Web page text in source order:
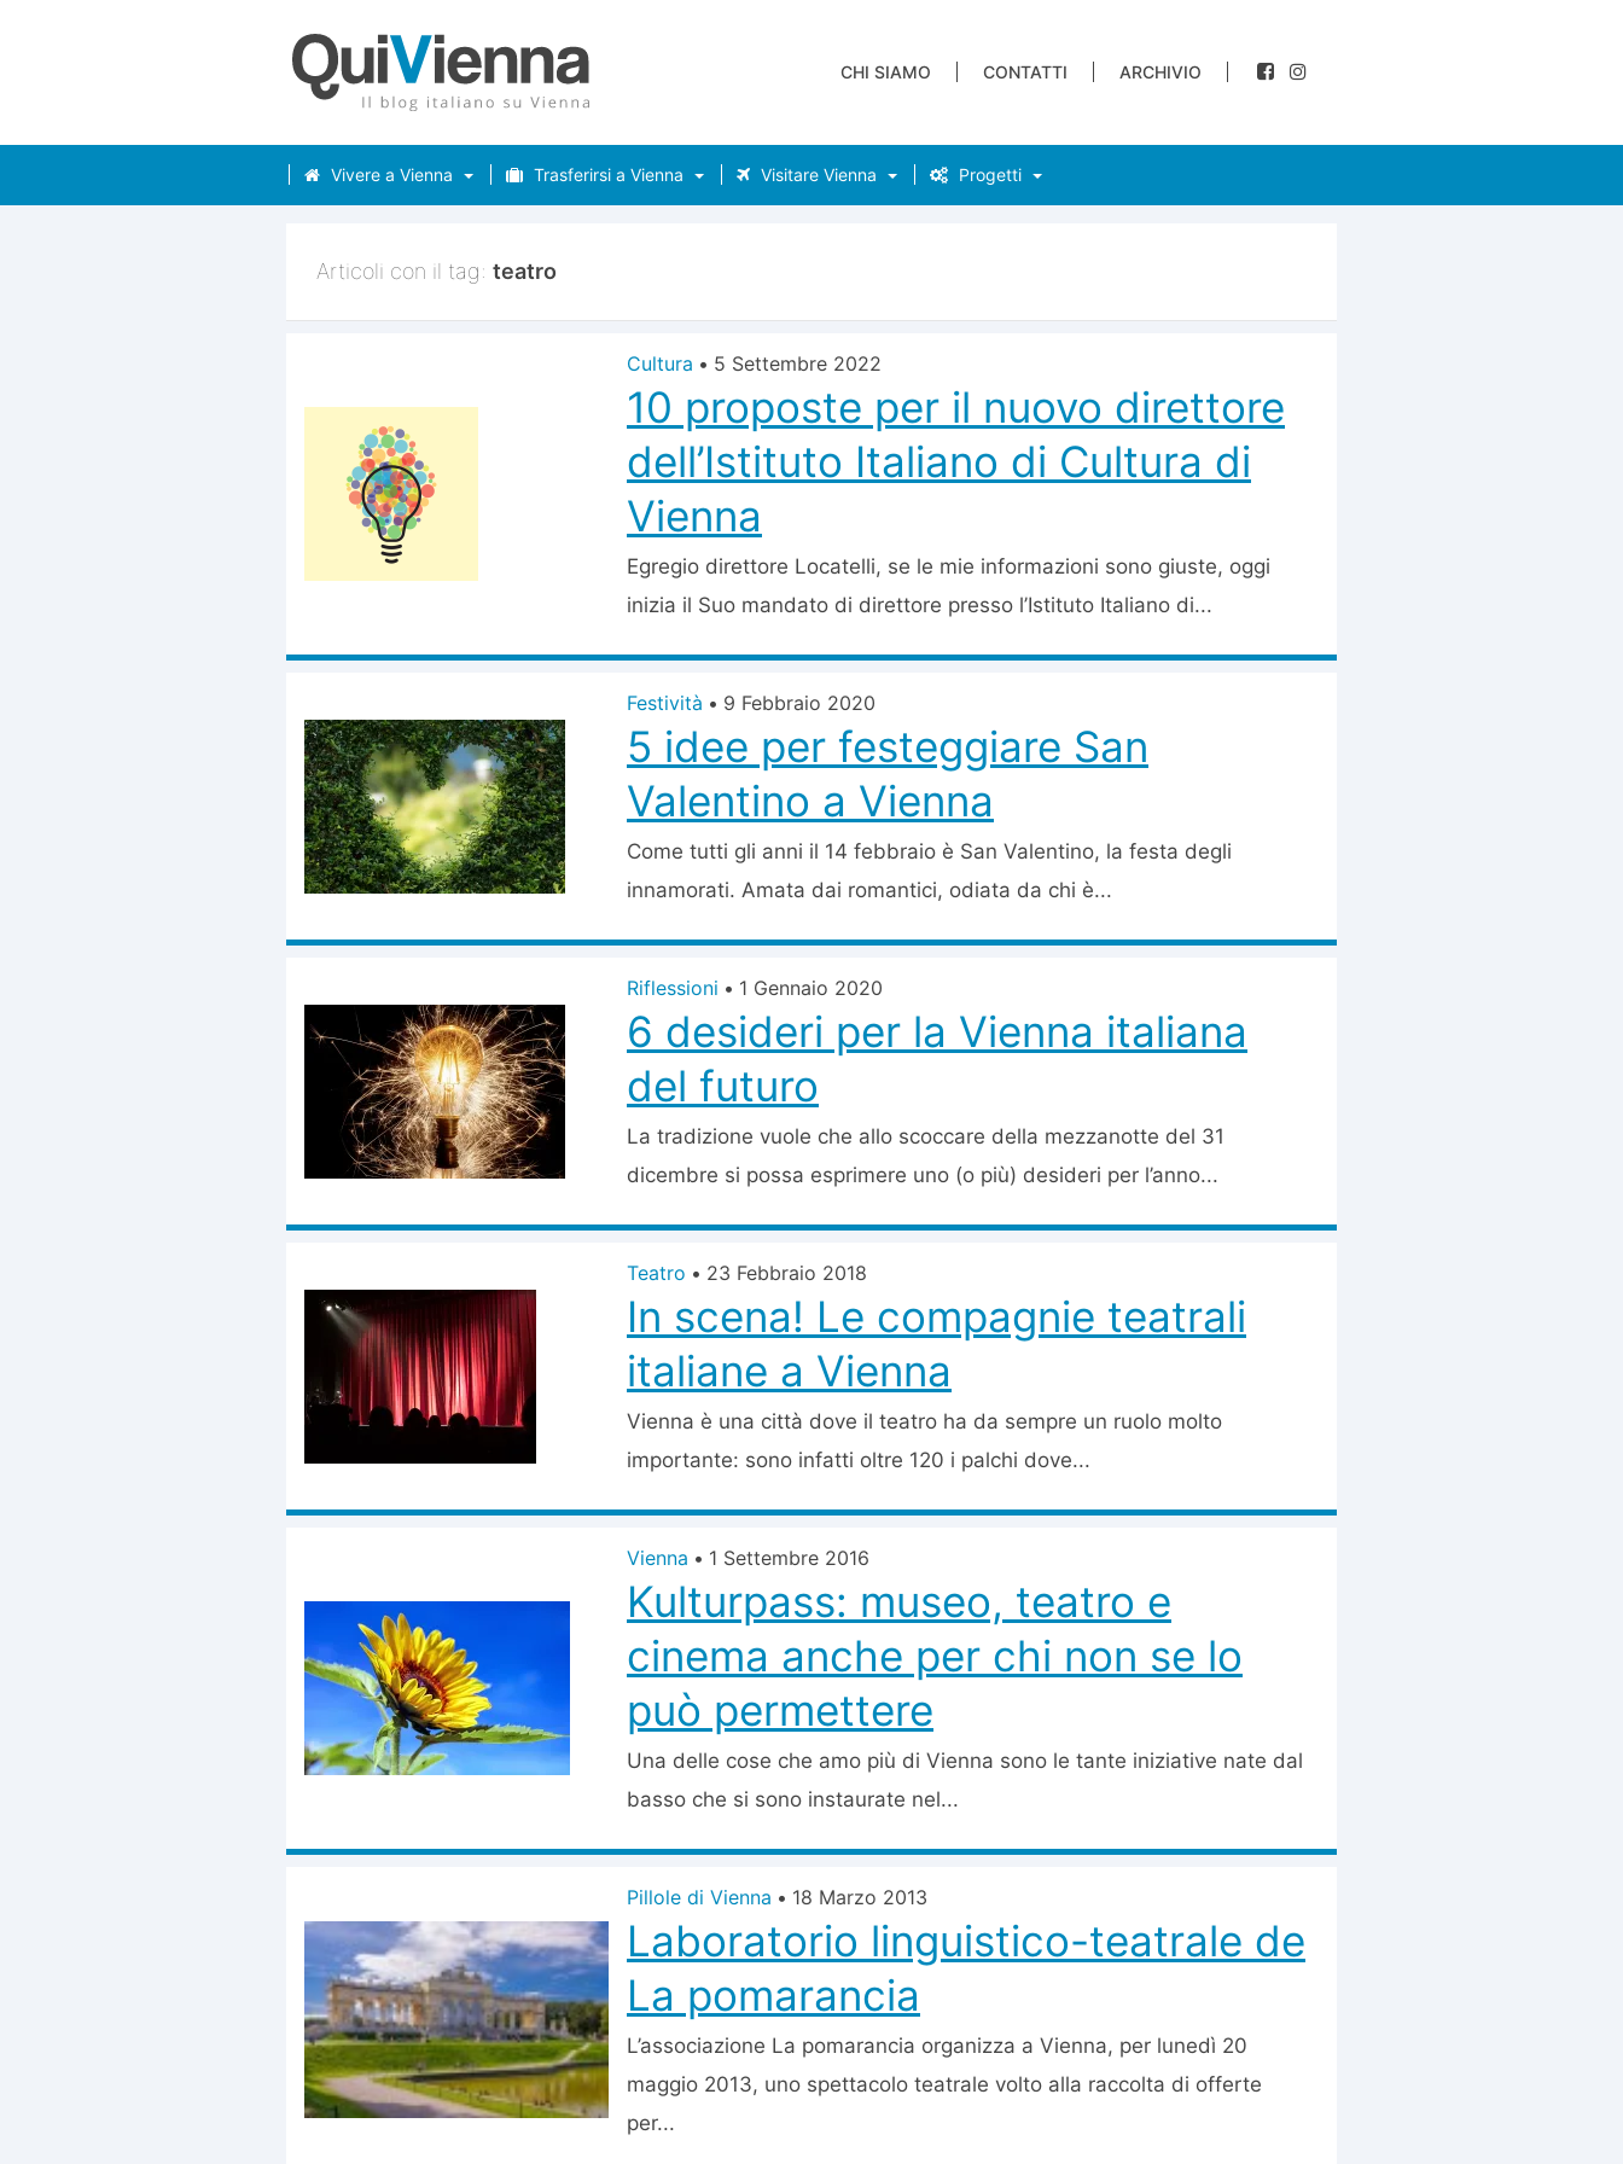
CHI SIAMO CONTATTI ARCHIVIO
Vivere a Vienna Trasferirsi a Vienna Visitare Vienna Progetti
Articoli con il tag: teatro
Cultura • 5 Settembre 2022
10 proposte per il nuovo direttore
dell’Istituto Italiano di Cultura di
Vienna
Egregio direttore Locatelli, se le mie informazioni sono giuste, oggi
inizia il Suo mandato di direttore presso l’Istituto Italiano di...
Festività • 9 Febbraio 2020
5 idee per festeggiare San
Valentino a Vienna
Come tutti gli anni il 14 febbraio è San Valentino, la festa degli
innamorati. Amata dai romantici, odiata da chi è...
Riflessioni • 1 Gennaio 2020
6 desideri per la Vienna italiana
del futuro
La tradizione vuole che allo scoccare della mezzanotte del 31
dicembre si possa esprimere uno (o più) desideri per l’anno...
Teatro • 23 Febbraio 2018
In scena! Le compagnie teatrali
italiane a Vienna
Vienna è una città dove il teatro ha da sempre un ruolo molto
importante: sono infatti oltre 120 i palchi dove...
Vienna • 1 Settembre 2016
Kulturpass: museo, teatro e
cinema anche per chi non se lo
può permettere
Una delle cose che amo più di Vienna sono le tante iniziative nate dal
basso che si sono instaurate nel...
Pillole di Vienna • 18 Marzo 2013
Laboratorio linguistico-teatrale de
La pomarancia
L’associazione La pomarancia organizza a Vienna, per lunedì 20
maggio 2013, uno spettacolo teatrale volto alla raccolta di offerte
per...